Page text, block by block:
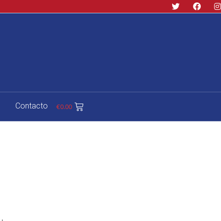
Contacto €0.00